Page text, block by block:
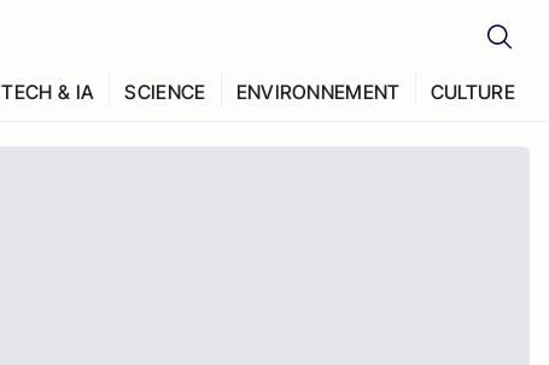
TECH & IA SCIENCE ENVIRONNEMENT CULTURE